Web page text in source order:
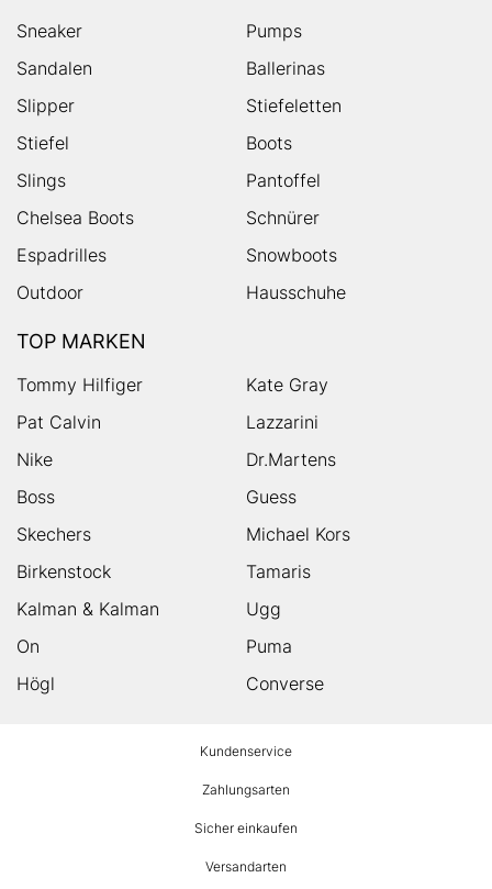
Sneaker
Pumps
Sandalen
Ballerinas
Slipper
Stiefeletten
Stiefel
Boots
Slings
Pantoffel
Chelsea Boots
Schnürer
Espadrilles
Snowboots
Outdoor
Hausschuhe
TOP MARKEN
Tommy Hilfiger
Kate Gray
Pat Calvin
Lazzarini
Nike
Dr.Martens
Boss
Guess
Skechers
Michael Kors
Birkenstock
Tamaris
Kalman & Kalman
Ugg
On
Puma
Högl
Converse
Kundenservice
Zahlungsarten
Sicher einkaufen
Versandarten